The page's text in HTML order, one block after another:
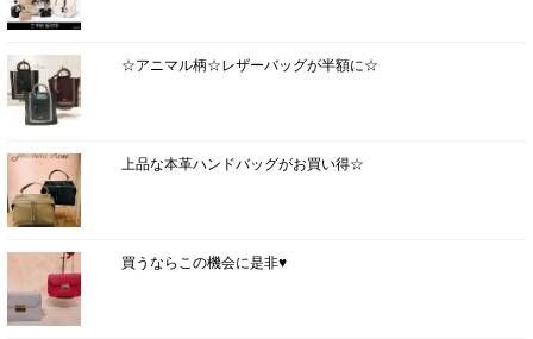
☆アニマル柄☆レザーバッグが半額に☆
上品な本革ハンドバッグがお買い得☆
買うならこの機会に是非♥